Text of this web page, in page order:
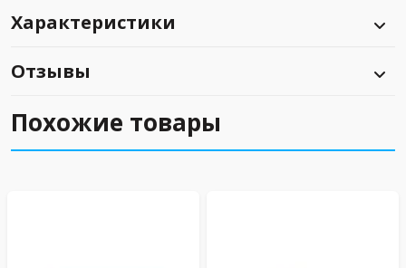
Характеристики
Отзывы
Похожие товары